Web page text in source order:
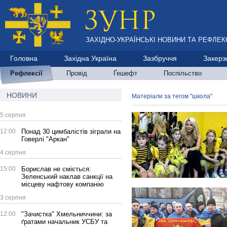
ЗАХІДНО-УКРАЇНСЬКІ НОВИНИ ТА
Головна Західна Україна Зазбруччя
Рефлексії Провід Ґешефт Поспільство
НОВИНИ
5 серпня
12:00
Понад 30 цимбалістів зіграли на
Говерлі "Аркан"
4 серпня
15:00
Борислав не сміється:
Зеленський наклав санкції на
місцеву нафтову компанію
3 серпня
12:00
"Зачистка" Хмельниччини: за
ґратами начальник УСБУ та
Матеріали за тегом "школа"